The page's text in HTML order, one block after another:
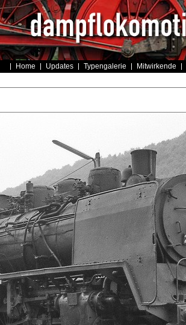
Home Updates Typengalerie Mitwirkende